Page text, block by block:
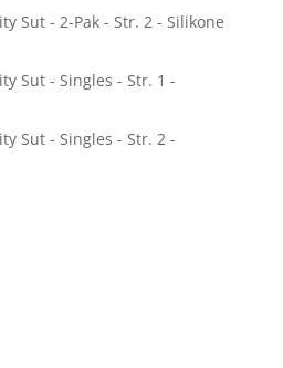
Sut - 2-Pak - Str. 2 - Silikone
Sut - Singles - Str. 1 -
Sut - Singles - Str. 2 -